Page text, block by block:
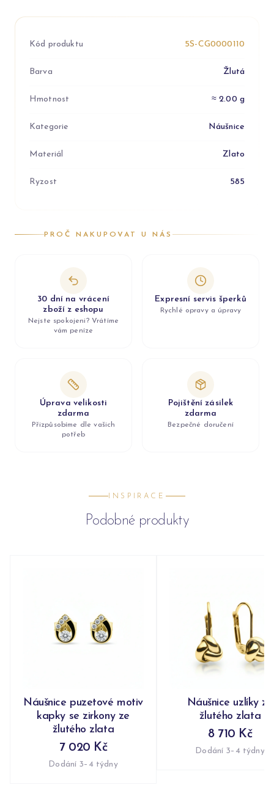
Kód produktu 5S-CG0000110
Barva Žlutá
Hmotnost ≈ 2.00 g
Kategorie Náušnice
Materiál Zlato
Ryzost 585
PROČ NAKUPOVAT U NÁS
30 dní na vrácení
zboží z eshopu
Nejste spokojeni? Vrátíme
vám peníze
Expresní servis šperků
Rychlé opravy a úpravy
Úprava velikosti
zdarma
Přizpůsobíme dle vašich
potřeb
Pojištění zásilek
zdarma
Bezpečné doručení
INSPIRACE
Podobné produkty
Náušnice puzetové motiv
kapky se zirkony ze
žlutého zlata
7 020 Kč
Dodání 3–4 týdny
Náušnice uzlíky ze
žlutého zlata
8 710 Kč
Dodání 3–4 týdny